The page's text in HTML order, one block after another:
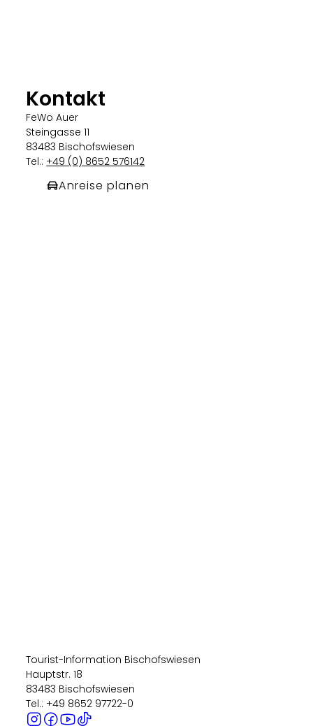
Kontakt
FeWo Auer
Steingasse 11
83483 Bischofswiesen
Tel.:+49 (0) 8652 576142
Anreise planen
Tourist-Information Bischofswiesen
Hauptstr. 18
83483 Bischofswiesen
Tel.: +49 8652 97722-0